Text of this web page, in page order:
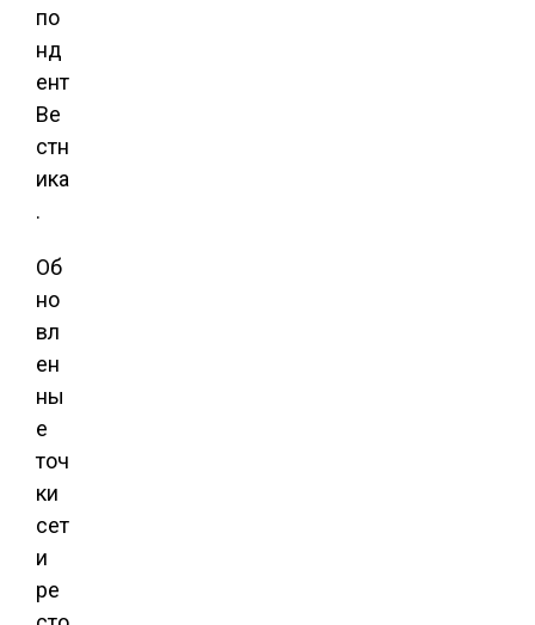
по
нд
ент
Ве
стн
ика
.
Об
но
вл
ен
ны
е
точ
ки
сет
и
ре